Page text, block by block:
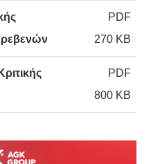
PDF
270 KB
PDF
800 KB